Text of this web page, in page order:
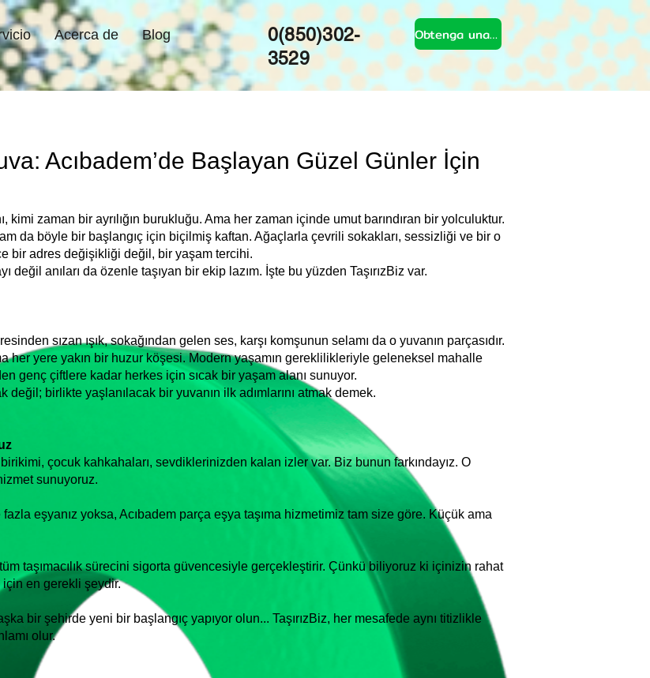
Acerca de Blog
0(850)302-
3529
Obtenga una cotización
Acıbadem’de Başlayan Güzel Günler İçin
kimi zaman bir ayrılığın burukluğu. Ama her zaman içinde umut barındıran bir yolculuktur.
da böyle bir başlangıç için biçilmiş kaftan. Ağaçlarla çevrili sokakları, sessizliği ve bir o
bir adres değişikliği değil, bir yaşam tercihi.
değil anıları da özenle taşıyan bir ekip lazım. İşte bu yüzden TaşırızBiz var.
sızan ışık, sokağından gelen ses, karşı komşunun selamı da o yuvanın parçasıdır.
her yere yakın bir huzur köşesi. Modern yaşamın gereklilikleriyle geleneksel mahalle
genç çiftlere kadar herkes için sıcak bir yaşam alanı sunuyor.
birlikte yaşlanılacak bir yuvanın ilk adımlarını atmak demek.
çocuk kahkahaları, sevdiklerinizden kalan izler var. Biz bunun farkındayız. O
sunuyoruz.
fazla eşyanız yoksa, Acıbadem parça eşya taşıma hizmetimiz tam size göre. Küçük ama
taşımacılık sürecini sigorta güvencesiyle gerçekleştirir. Çünkü biliyoruz ki içinizin rahat
için en gerekli şeydir.
bir şehirde yeni bir başlangıç yapıyor olun... TaşırızBiz, her mesafede aynı titizlikle
olur.